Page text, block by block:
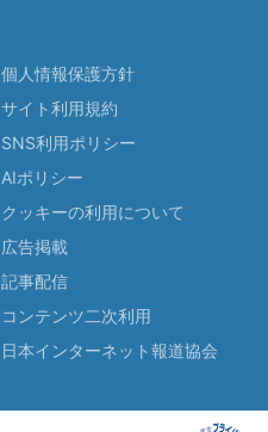
個人情報保護方針
サイト利用規約
SNS利用ポリシー
AIポリシー
クッキーの利用について
広告掲載
記事配信
コンテンツ二次利用
日本インターネット報道協会